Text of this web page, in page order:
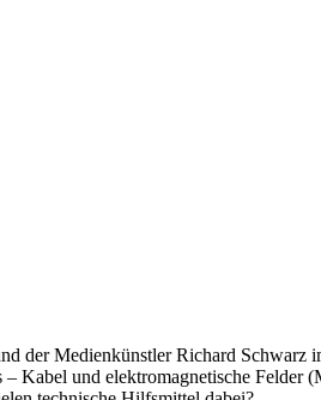
der Medienkünstler Richard Schwarz
Kabel und elektromagnetische